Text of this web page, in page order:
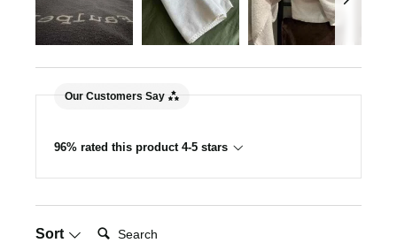
Our Customers Say
96% rated this product 4-5 stars
Sort
Search: